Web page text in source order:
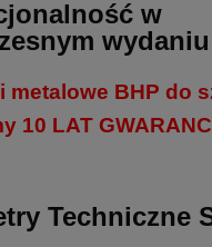
w
wydaniu
metalowe BHP do
10 LAT
Techniczne